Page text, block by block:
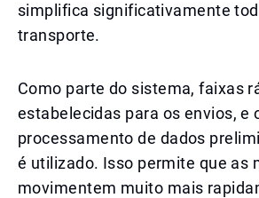
simplifica significativamente
transporte.
Como parte do sistema, faixas
estabelecidas para os envios, e
processamento de dados
é utilizado. Isso permite que as
movimentem muito mais